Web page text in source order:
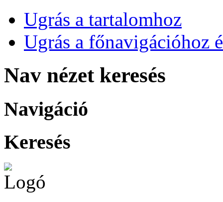
Ugrás a tartalomhoz
Ugrás a főnavigációhoz
Nav nézet keresés
Navigáció
Keresés